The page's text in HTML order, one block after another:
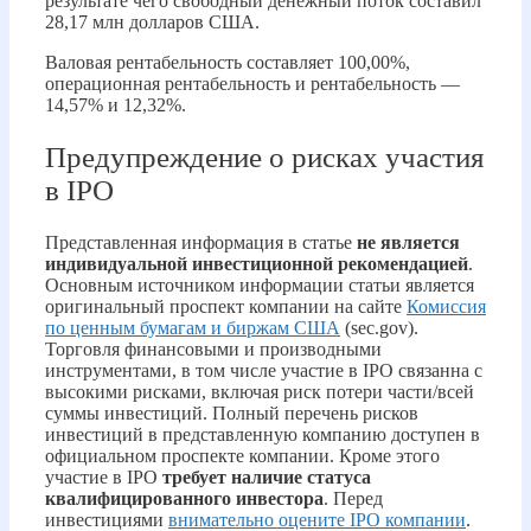
28,17 млн ​​долларов США.
Валовая рентабельность составляет 100,00%,
операционная рентабельность и рентабельность —
14,57% и 12,32%.
Предупреждение о рисках участия
в IPO
Представленная информация в статье не является
индивидуальной инвестиционной рекомендацией.
Основным источником информации статьи является
оригинальный проспект компании на сайте Комиссия
по ценным бумагам и биржам США (sec.gov).
Торговля финансовыми и производными
инструментами, в том числе участие в IPO связанна с
высокими рисками, включая риск потери части/всей
суммы инвестиций. Полный перечень рисков
инвестиций в представленную компанию доступен в
официальном проспекте компании. Кроме этого
участие в IPO требует наличие статуса
квалифицированного инвестора. Перед
инвестициями внимательно оцените IPO компании.